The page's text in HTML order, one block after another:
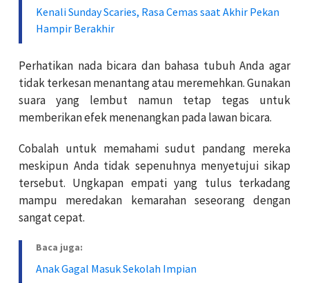
Kenali Sunday Scaries, Rasa Cemas saat Akhir Pekan
Hampir Berakhir
Perhatikan nada bicara dan bahasa tubuh Anda agar
tidak terkesan menantang atau meremehkan. Gunakan
suara yang lembut namun tetap tegas untuk
memberikan efek menenangkan pada lawan bicara.
Cobalah untuk memahami sudut pandang mereka
meskipun Anda tidak sepenuhnya menyetujui sikap
tersebut. Ungkapan empati yang tulus terkadang
mampu meredakan kemarahan seseorang dengan
sangat cepat.
Baca juga:
Anak Gagal Masuk Sekolah Impian